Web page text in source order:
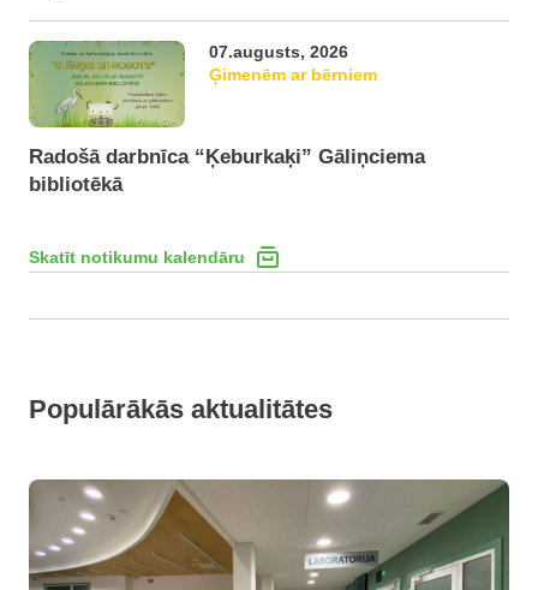
07.augusts, 2026
Ģimenēm ar bērniem
Radošā darbnīca “Ķeburkaķi” Gāliņciema
bibliotēkā
Skatīt notikumu kalendāru
Populārākās aktualitātes